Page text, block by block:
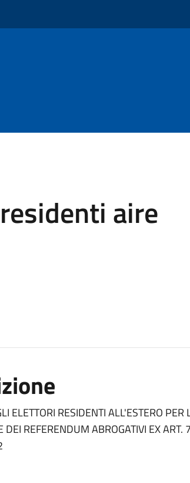
aire
ELETTORI RESIDENTI ALL'ESTERO
DEI REFERENDUM ABROGATIVI EX